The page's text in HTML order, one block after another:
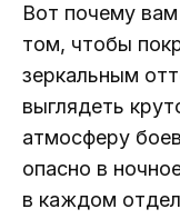
Вот почему
том, чтобы
зеркальным
выглядеть
атмосферу
опасно в
в каждом